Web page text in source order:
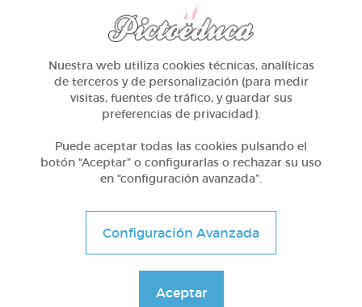
1º Primaria (6-7 años)
Preguntas con qué
@Webparaelespanol
Nuestra web utiliza cookies técnicas, analíticas
de terceros y de personalización (para medir
visitas, fuentes de tráfico, y guardar sus
preferencias de privacidad).
Puede aceptar todas las cookies pulsando el
botón “Aceptar” o configurarlas o rechazar su uso
en “configuración avanzada”.
Configuración Avanzada
Aceptar